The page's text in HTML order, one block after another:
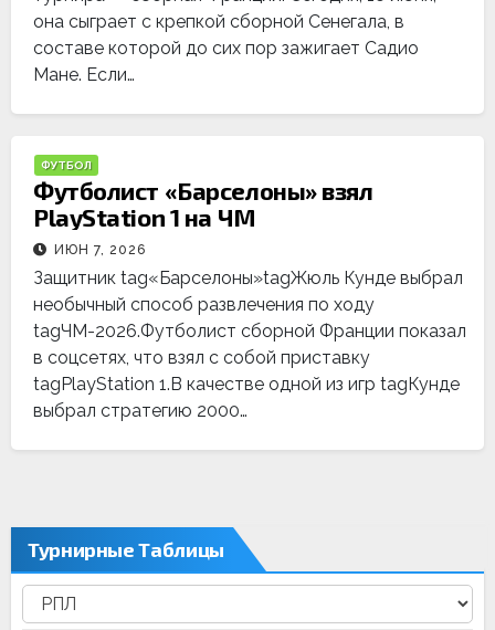
она сыграет с крепкой сборной Сенегала, в
составе которой до сих пор зажигает Садио
Мане. Если…
ФУТБОЛ
Футболист «Барселоны» взял
PlayStation 1 на ЧМ
ИЮН 7, 2026
Защитник tag«Барселоны»tagЖюль Кунде выбрал
необычный способ развлечения по ходу
tagЧМ-2026.Футболист сборной Франции показал
в соцсетях, что взял с собой приставку
tagPlayStation 1.В качестве одной из игр tagКунде
выбрал стратегию 2000…
Турнирные Таблицы